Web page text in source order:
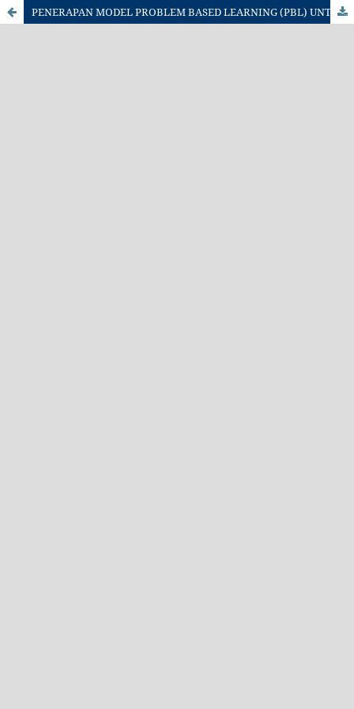
PENERAPAN MODEL PROBLEM BASED LEARNING (PBL) UNTUK MENINGKATKAN KETERAMPILAN BERPIKIR KRITIS SISWA SMP